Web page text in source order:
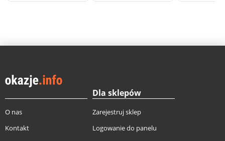
O nas
Kontakt
Dla sklepów
Zarejestruj sklep
Logowanie do panelu